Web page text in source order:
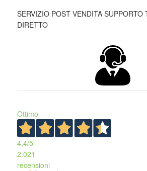
SERVIZIO POST VENDITA SUPPORTO
DIRETTO
Ottimo
4,4/5
2.021
recensioni